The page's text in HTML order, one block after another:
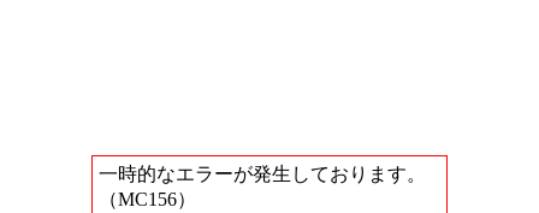
一時的なエラーが発生しております。
（MC156）